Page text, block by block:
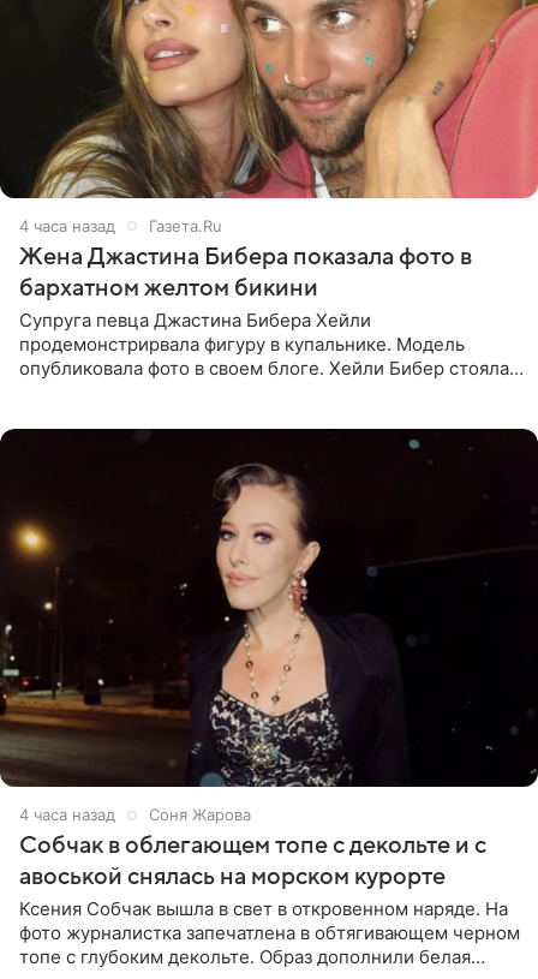
4 часа назад Газета.Ru
Жена Джастина Бибера показала фото в
бархатном желтом бикини
Супруга певца Джастина Бибера Хейли
продемонстрирвала фигуру в купальнике. Модель
опубликовала фото в своем блоге. Хейли Бибер стояла
4 часа назад Соня Жарова
Собчак в облегающем топе с декольте и с
авоськой снялась на морском курорте
Ксения Собчак вышла в свет в откровенном наряде. На
фото журналистка запечатлена в обтягивающем черном
топе с глубоким декольте. Образ дополнили белая